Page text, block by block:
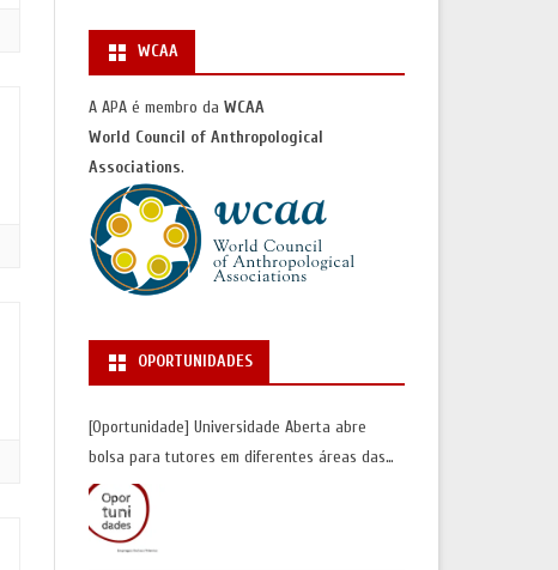
WCAA
A APA é membro da WCAA
World Council of Anthropological
Associations.
OPORTUNIDADES
[Oportunidade] Universidade Aberta abre
bolsa para tutores em diferentes áreas das
Ciências Sociais | Inscrições até 30 de junho